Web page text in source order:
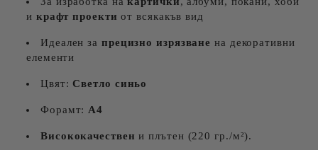
и крафт проекти от всякакъв вид
Идеален за прецизно изрязванена декоративни
елементи
Цвят: Светло синьо
Форамт: А4
Висококачествен и плътен (220 гр./м²).